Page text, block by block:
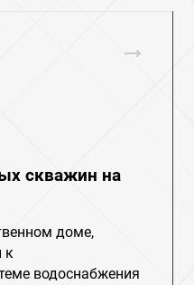
скважин на
доме,
к
водоснабжения